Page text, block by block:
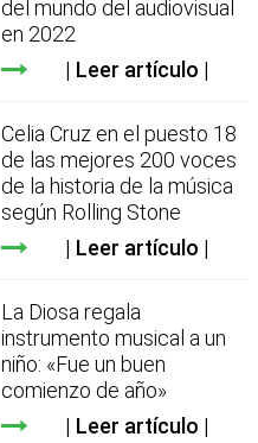
del mundo del audiovisual
en 2022
Leer artículo
Celia Cruz en el puesto 18
de las mejores 200 voces
de la historia de la música
según Rolling Stone
Leer artículo
La Diosa regala
instrumento musical a un
niño: «Fue un buen
comienzo de año»
Leer artículo